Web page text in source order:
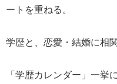
ートを重ねる。
学歴と、恋愛・結婚に相
「学歴カレンダー」一挙